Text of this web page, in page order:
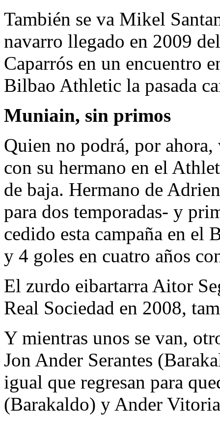
También se va Mikel
navarro llegado en 2009
Caparrós en un encuentro
Bilbao Athletic la pasada
Muniain, sin primos
Quien no podrá, por
con su hermano en el
de baja. Hermano de
para dos temporadas- y
cedido esta campaña en el
y 4 goles en cuatro años
El zurdo eibartarra Aitor
Real Sociedad en 2008,
Y mientras unos se van,
Jon Ander Serantes
igual que regresan para
(Barakaldo) y Ander